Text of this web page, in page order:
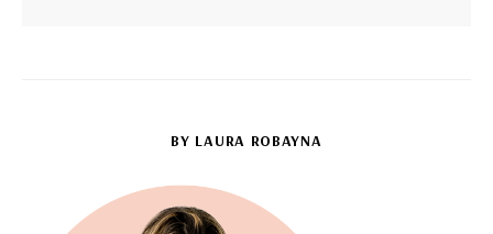
BY LAURA ROBAYNA